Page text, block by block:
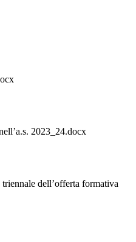
2023_24.docx
dell’offerta formativa